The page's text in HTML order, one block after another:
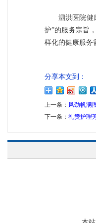
泗洪医院健
护”的服务宗旨
样化的健康服务
分享本文到：
上一条： 风劲帆满
下一条： 礼赞护理